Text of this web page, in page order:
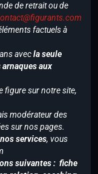
de retrait ou de
factuels à
avecla seule
aux
figure sur notre site,
modérateur des
sur nos pages.
services, vous
suivantes : fiche